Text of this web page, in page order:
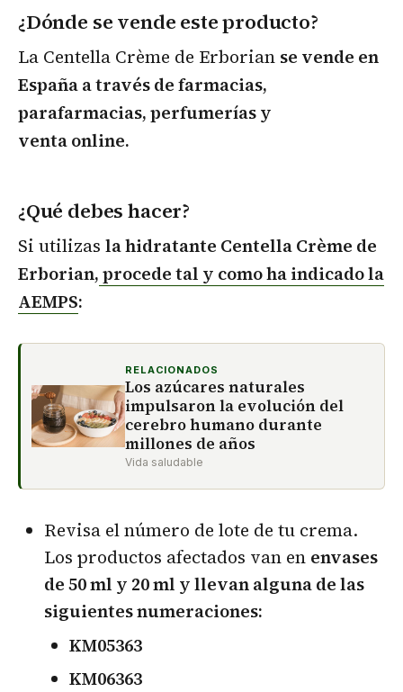
¿Dónde se vende este producto?
La Centella Crème de Erborian se vende en
España a través de farmacias,
parafarmacias, perfumerías y
venta online.
¿Qué debes hacer?
Si utilizas la hidratante Centella Crème de
Erborian,procede tal y como ha indicado la
AEMPS:
RELACIONADOS
Los azúcares naturales
impulsaron la evolución del
cerebro humano durante
millones de años
Vida saludable
Revisa el número de lote de tu crema.
Los productos afectados van en envases
de 50 ml y 20 ml y llevan alguna de las
siguientes numeraciones:
KM05363
KM06363